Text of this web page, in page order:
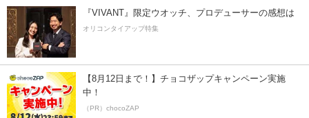
『VIVANT』限定ウオッチ、プロデューサーの感想は
オリコンタイアップ特集
【8月12日まで！】チョコザップキャンペーン実施
中！
（PR）chocoZAP